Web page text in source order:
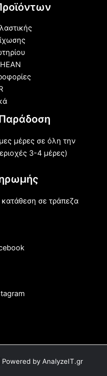
μέρες σε όλη την
3-4 μέρες)
σε τράπεζα
by AnalyzeIT.gr